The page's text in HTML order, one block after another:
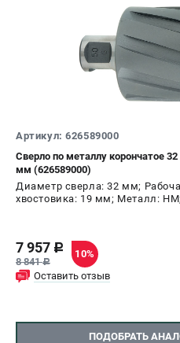
Артикул: 626589000
Сверло по металлу корончатое
мм (626589000)
Диаметр сверла: 32 мм;
хвостовика: 19 мм; Металл:
7 957 c
8 841c
10%
Оставить отзыв
ПОДОБРАТЬ